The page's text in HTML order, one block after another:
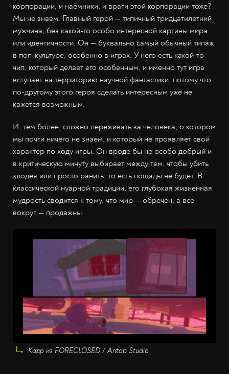
корпорации, и наёмники, и враги этой корпорации тоже?
Мы не знаем. Главный герой — типичный тридцатилетний
мужчина, без какой-то особо интересной картины мира
или идентичности. Он — буквально самый обычный типаж
в поп-культуре, особенно в играх. У него есть какой-то
чип, который делает его особенным, и именно тут игра
вступает на территорию научной фантастики, потому что
по-другому этого героя сделать интересным уже не
кажется возможным.
И, тем более, сложно переживать за человека, о котором
мы почти ничего не знаем, и который не проявляет свой
характер по ходу игры. Он вроде бы не особо добрый и
в критическую минуту выбирает между тем, чтобы убить
злодея или просто ранить, то есть пощады не будет. В
классической нуарной традиции, его глубокая жизненная
мудрость сводится к тому, что мир — обречён, а все
вокруг — продажны.
Кадр из FORECLOSED / Antab Studio